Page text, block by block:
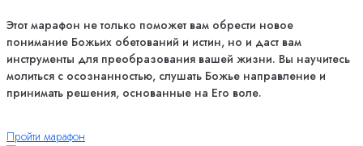
Этот марафон не только поможет вам обрести новое
понимание Божьих обетований и истин, но и даст вам
инструменты для преобразования вашей жизни. Вы научитесь
молиться с осознанностью, слушать Божье направление и
принимать решения, основанные на Его воле.
Пройти марафон